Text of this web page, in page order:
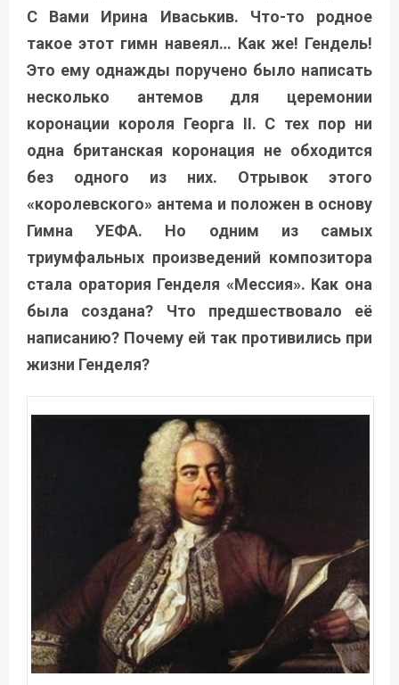
С Вами Ирина Иваськив. Что-то родное
такое этот гимн навеял… Как же! Гендель!
Это ему однажды поручено было написать
несколько антемов для церемонии
коронации короля Георга II. С тех пор ни
одна британская коронация не обходится
без одного из них. Отрывок этого
«королевского» антема и положен в основу
Гимна УЕФА. Но одним из самых
триумфальных произведений композитора
стала оратория Генделя «Мессия». Как она
была создана? Что предшествовало её
написанию? Почему ей так противились при
жизни Генделя?